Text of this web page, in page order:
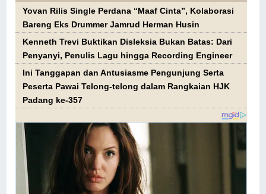
Yovan Rilis Single Perdana “Maaf Cinta”, Kolaborasi
Bareng Eks Drummer Jamrud Herman Husin
Kenneth Trevi Buktikan Disleksia Bukan Batas: Dari
Penyanyi, Penulis Lagu hingga Recording Engineer
Ini Tanggapan dan Antusiasme Pengunjung Serta
Peserta Pawai Telong-telong dalam Rangkaian HJK
Padang ke-357